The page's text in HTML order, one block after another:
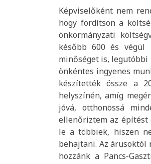
Képviselőként nem
hogy fordítson a
önkormányzati
később 600 és végül
minőséget is, legutóbbi
önkéntes ingyenes
készítették össze a
helyszínén, amíg
jóvá, otthonossá
ellenőriztem az építést
le a többiek, hiszen
behajtani. Az
hozzánk a Pancs-